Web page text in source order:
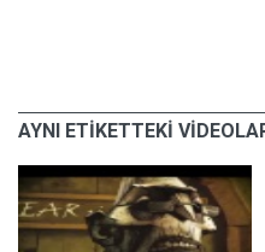
AYNI ETİKETTEKİ